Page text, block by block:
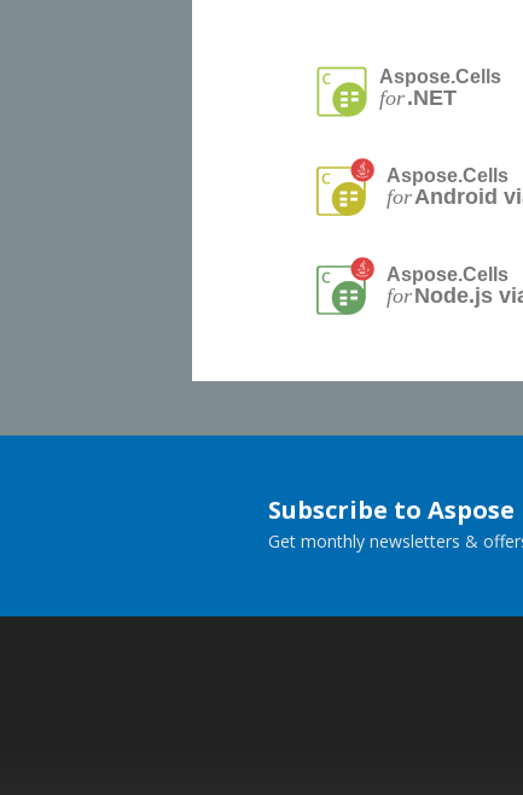
Aspose.Cells
for.NET
Aspose.Cells
forAndroid
Aspose.Cells
forNode.js
Subscribe to
Get monthly newsletters &